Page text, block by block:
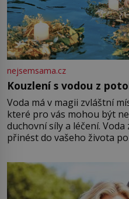
nejsemsama.cz
Kouzlení s vodou z
Voda má v magii zvláštní
které pro vás mohou být
duchovní síly a léčení.
přinést do vašeho života
můžete obohatit své rituály
větší harmonii a klid. Je